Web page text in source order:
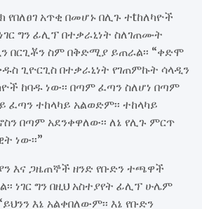
የበለፀገ አጥቂ በመሆኑ በሊጉ ተtከለካዮች
ግን ፊሊፕ በተቃራኒነት ስለገጠሙት
በርጊቾን ስም በቅድሚያ ይጠራል፡፡ “ቀድሞ
ጊዮርጊስ በተቃራኒነት የገጠምኩት ሳላዲን
ከባዱ ነው፡፡ በጣም ፈጣን ስለሆነ በጣም
ፈጣን ተከላካይ አልወድም፡፡ ተከላካይ
በጣም አደንቀዋለው፡፡ ለኔ የሊጉ ምርጥ
ነው፡፡”
እና ጋዜጠኞች ዘንድ የቡድን ተጫዋች
ነገር ግን በዚህ አስተያየት ፊሊፕ ሁሌም
እኔ አልቀበለውም፡፡ እኔ የቡድን